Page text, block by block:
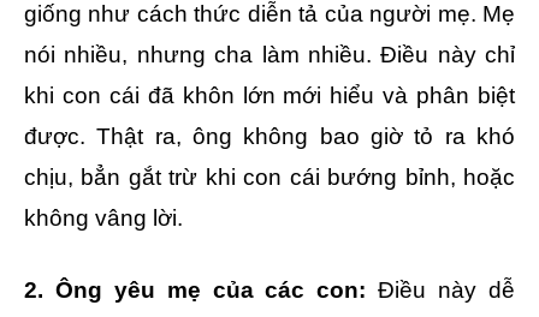
giống như cách thức diễn tả của người mẹ. Mẹ
nói nhiều, nhưng cha làm nhiều. Điều này chỉ
khi con cái đã khôn lớn mới hiểu và phân biệt
được. Thật ra, ông không bao giờ tỏ ra khó
chịu, bẳn gắt trừ khi con cái bướng bỉnh, hoặc
không vâng lời.
2. Ông yêu mẹ của các con:Điều này dễ